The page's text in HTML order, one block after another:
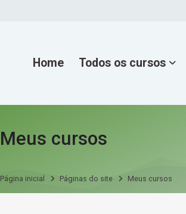
Home Todos os cursos
Meus cursos
Página inicial Páginas do site Meus cursos